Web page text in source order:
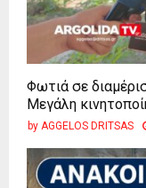
Φωτιά σε
Μεγάλη
by AGGELOS DRITSAS